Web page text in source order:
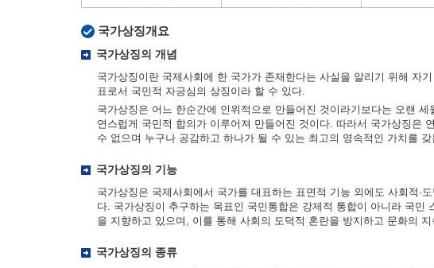
국가상징개요
국가상징의 개념
국가상징이란 국제사회에 한 국가가 존재한다는 사실을 알리기 위해 자
표로서 국민적 자긍심의 상징이라 할 수 있다.
국가상징은 어느 한순간에 인위적으로 만들어진 것이라기보다는 오랜
연스럽게 국민적 합의가 이루어져 만들어진 것이다. 따라서 국가상징은
수 없으며 누구나 공감하고 하나가 될 수 있는 최고의 영속적인 가치를 갖
국가상징의 기능
국가상징은 국제사회에서 국가를 대표하는 표면적 기능 외에도 사회적·
다. 국가상징이 추구하는 목표인 국민통합은 강제적 통합이 아니라 국
을 지향하고 있으며, 이를 통해 사회의 도덕적 혼란을 방지하고 문화의
국가상징의 종류